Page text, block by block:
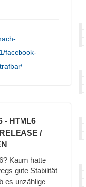
facebook-
- HTML6
/
Kaum hatte
gute Stabilität
es unzählige